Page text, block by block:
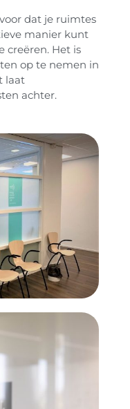
dat je ruimtes
manier kunt
creëren. Het is
op te nemen in
laat
achter.